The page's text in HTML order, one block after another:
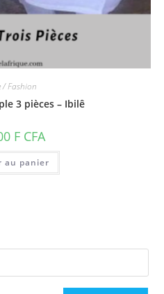
/ Fashion
3 pièces – Ibilê
F CFA
au panier